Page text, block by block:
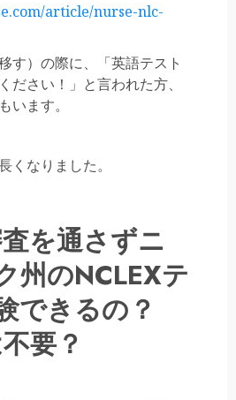
article/nurse-nlc-
す）の際に、「英語テスト
ださい！」と言われた方、
います。
くなりました。
を通さずニ
州のNCLEXテ
できるの？
要？